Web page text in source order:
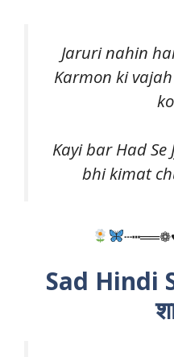
Jaruri nahin
Karmon ki
Kayi bar Had Se
bhi kimat
Sad Hindi